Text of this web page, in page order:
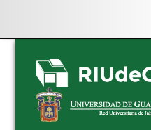
Skip
navigation